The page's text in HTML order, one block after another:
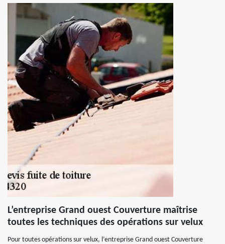
L’entreprise Grand ouest Couverture maîtrise
toutes les techniques des opérations sur velux
Pour toutes opérations sur velux, l’entreprise Grand ouest Couverture